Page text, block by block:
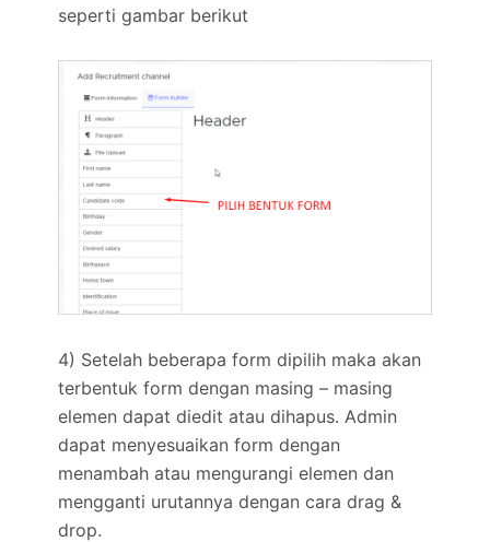
seperti gambar berikut
4) Setelah beberapa form dipilih maka akan
terbentuk form dengan masing – masing
elemen dapat diedit atau dihapus. Admin
dapat menyesuaikan form dengan
menambah atau mengurangi elemen dan
mengganti urutannya dengan cara drag &
drop.